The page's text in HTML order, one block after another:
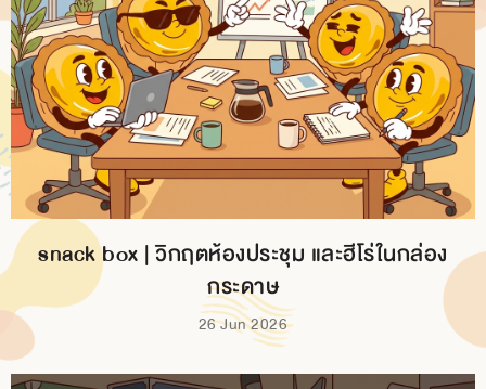
snack box | วิกฤตห้องประชุม และฮีโร่ในกล่อง
กระดาษ
26 Jun 2026